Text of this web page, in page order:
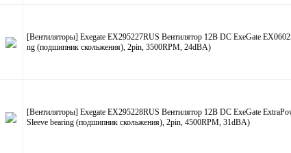
[Вентиляторы] Exegate EX295227RUS Вентилятор 12В DC ExeGate
ng (подшипник скольжения), 2pin, 3500RPM, 24dBA)
[Вентиляторы] Exegate EX295228RUS Вентилятор 12В DC ExeGate
Sleeve bearing (подшипник скольжения), 2pin, 4500RPM, 31dBA)